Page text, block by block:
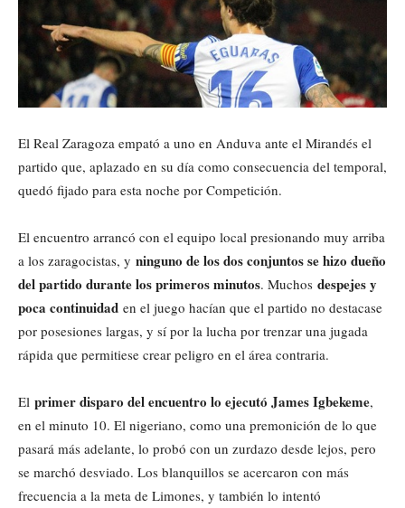
El Real Zaragoza empató a uno en Anduva ante el Mirandés el
partido que, aplazado en su día como consecuencia del temporal,
quedó fijado para esta noche por Competición.
El encuentro arrancó con el equipo local presionando muy arriba
a los zaragocistas, y ninguno de los dos conjuntos se hizo dueño
del partido durante los primeros minutos. Muchos despejes y
poca continuidad en el juego hacían que el partido no destacase
por posesiones largas, y sí por la lucha por trenzar una jugada
rápida que permitiese crear peligro en el área contraria.
El primer disparo del encuentro lo ejecutó James Igbekeme,
en el minuto 10. El nigeriano, como una premonición de lo que
pasará más adelante, lo probó con un zurdazo desde lejos, pero
se marchó desviado. Los blanquillos se acercaron con más
frecuencia a la meta de Limones, y también lo intentó